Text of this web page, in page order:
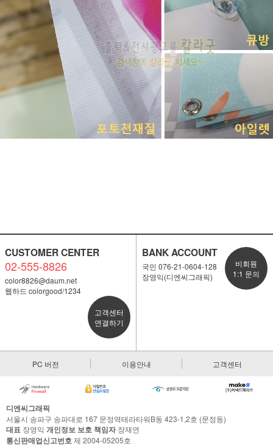
CUSTOMER CENTER
02-555-8826
color8826@daum.net
웹하드 colorgood/1234
고객센터
연결하기
BANK ACCOUNT
국민 076-21-0604-128
장영익(디엔씨그래픽)
비회원
1:1 문의
PC 버전 이용안내 고객센터
디엔씨그래픽
서울시 송파구 송파대로 167 문정역테라타워B동 423-1,2호 (문정동)
대표 장영익 개인정보 보호 책임자장재연
통신판매업신고번호제 2004-05205호